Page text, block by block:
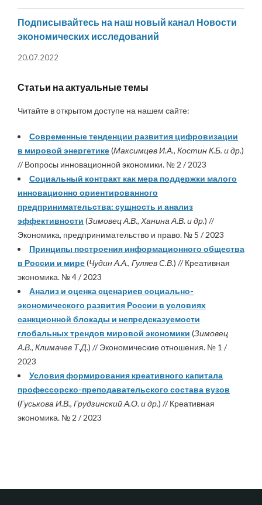
Подписывайтесь на наш новый канал Новости
экономических исследований
20.07.2022
Статьи на актуальные темы
Читайте в открытом доступе на нашем сайте:
Современные тенденции развития цифровизации
в мировой энергетике(Максимцев И.А., Костин К.Б. и др.)
// Вопросы инновационной экономики. № 2 / 2023
Социальный контракт как мера поддержки малого
инновационно ориентированного
предпринимательства: сущность и анализ
эффективности (Зимовец А.В., Ханина А.В. и др.) //
Экономика, предпринимательство и право. № 5 / 2023
Принципы построения информационного общества
в России и мире(Чудин А.А., Гуляев С.В.) // Креативная
экономика. № 4 / 2023
Анализ и оценка сценариев социально-
экономического развития России в условиях
санкционной блокады и непредсказуемости
глобальных трендов мировой экономики (Зимовец
А.В., Климачев Т.Д.) // Экономические отношения. № 1 /
2023
Условия формирования креативного капитала
профессорско-преподавательского состава вузов
(Гуськова И.В., Грудзинский А.О. и др.) // Креативная
экономика. № 2 / 2023